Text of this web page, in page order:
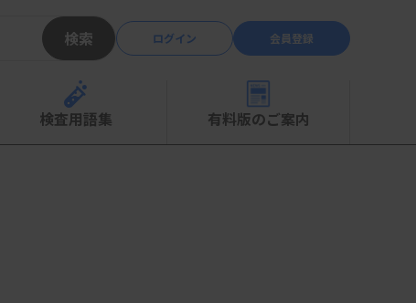
検索 ログイン 会員登録
検査用語集 有料版のご案内